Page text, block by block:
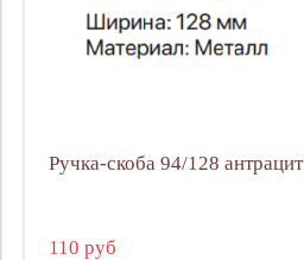
Ручка-скоба 94/128 антрацит
110 руб